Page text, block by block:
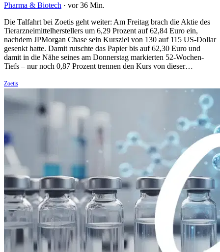
Pharma & Biotech · vor 36 Min.
Die Talfahrt bei Zoetis geht weiter: Am Freitag brach die Aktie des
Tierarzneimittelherstellers um 6,29 Prozent auf 62,84 Euro ein,
nachdem JPMorgan Chase sein Kursziel von 130 auf 115 US-Dollar
gesenkt hatte. Damit rutschte das Papier bis auf 62,30 Euro und
damit in die Nähe seines am Donnerstag markierten 52-Wochen-
Tiefs – nur noch 0,87 Prozent trennen den Kurs von dieser…
Zoetis